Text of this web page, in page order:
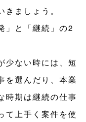
ましょう。
」と「継続」の2
少ない時には、短
を選んだり、本業
時期は継続の仕事
て上手く案件を使